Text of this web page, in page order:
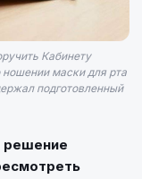
Кабинету
маски для рта
подготовленный
решение